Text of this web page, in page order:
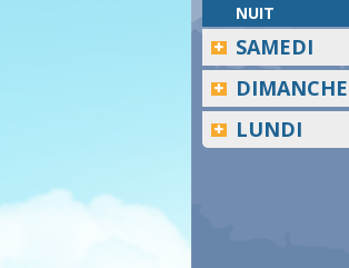
NUIT
SAMEDI
DIMANCHE
LUNDI